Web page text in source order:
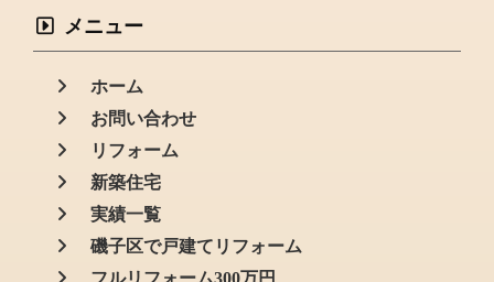
メニュー
ホーム
お問い合わせ
リフォーム
新築住宅
実績一覧
磯子区で戸建てリフォーム
フルリフォーム300万円